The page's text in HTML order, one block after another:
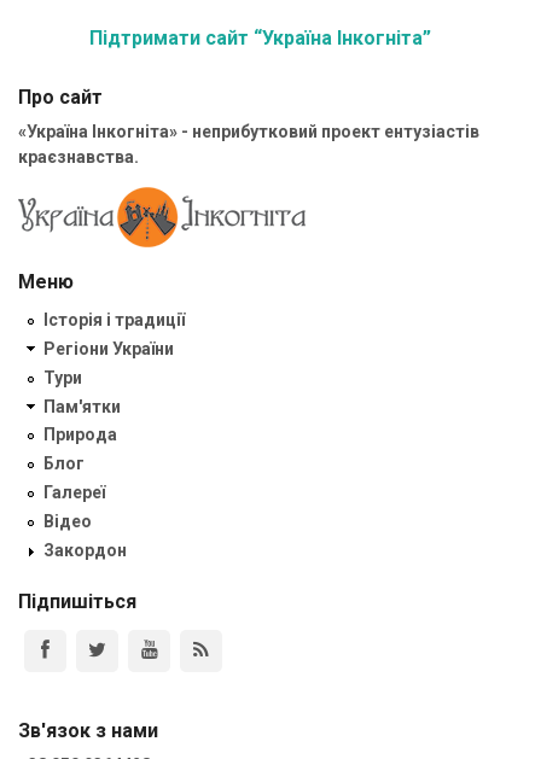
Підтримати сайт “Україна Інкогніта”
Про сайт
«Україна Інкогніта» - неприбутковий проект ентузіастів
краєзнавства.
Меню
Історія і традиції
Регіони України
Тури
Пам'ятки
Природа
Блог
Галереї
Відео
Закордон
Підпишіться
Зв'язок з нами